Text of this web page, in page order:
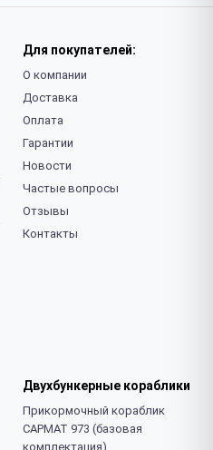
Для покупателей:
О компании
Доставка
Оплата
Гарантии
Новости
Частые вопросы
Отзывы
Контакты
Двухбункерные кораблики
Прикормочный кораблик
САРМАТ 973 (базовая
комплектация)